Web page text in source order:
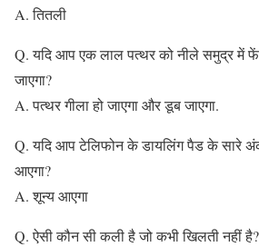
A. तितली
Q. यदि आप एक लाल पत्थर को नीले समुद्र में
जाएगा?
A. पत्थर गीला हो जाएगा और डूब जाएगा.
Q. यदि आप टेलिफोन के डायलिंग पैड के सारे
आएगा?
A. शून्य आएगा
Q. ऐसी कौन सी कली है जो कभी खिलती नहीं है?